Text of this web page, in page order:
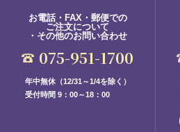
お電話・FAX・郵便での
ご注文について
・その他のお問い合わせ
075-951-1700
年中無休（12/31～1/4を除く）
受付時間 9：00～18：00